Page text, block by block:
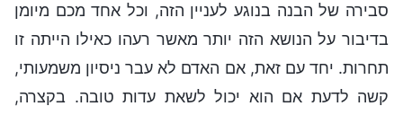
סבירה של הבנה בנוגע לעניין הזה, וכל אחד מכם מיומן
בדיבור על הנושא הזה יותר מאשר רעהו כאילו הייתה זו
תחרות. יחד עם זאת, אם האדם לא עבר ניסיון משמעותי,
קשה לדעת אם הוא יכול לשאת עדות טובה. בקצרה,